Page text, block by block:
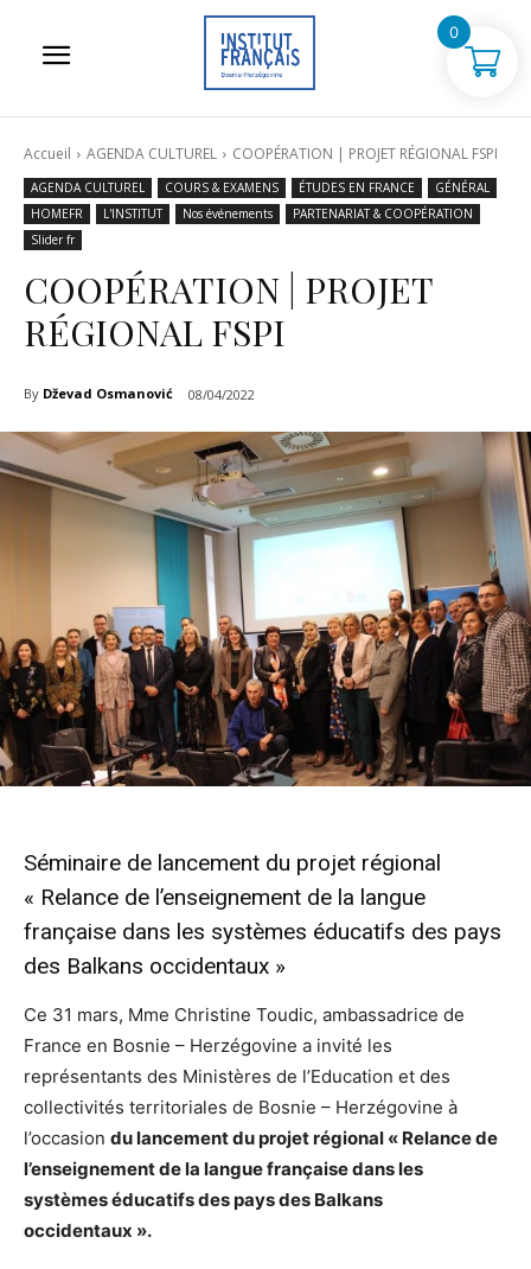
Accueil AGENDA CULTUREL COOPÉRATION | PROJET RÉGIONAL FSPI
AGENDA CULTUREL COURS & EXAMENS ÉTUDES EN FRANCE
GÉNÉRAL
HOMEFR
L'INSTITUT Nos événements
PARTENARIAT & COOPÉRATION
Slider fr
COOPÉRATION | PROJET
RÉGIONAL FSPI
By Dževad Osmanović 08/04/2022
Séminaire de lancement du projet régional
« Relance de l’enseignement de la langue
française dans les systèmes éducatifs des pays
des Balkans occidentaux »
Ce 31 mars, Mme Christine Toudic, ambassadrice de
France en Bosnie – Herzégovine a invité les
représentants des Ministères de l’Education et des
collectivités territoriales de Bosnie – Herzégovine à
l’occasion du lancement du projet régional « Relance de
l’enseignement de la langue française dans les
systèmes éducatifs des pays des Balkans
occidentaux ».
0